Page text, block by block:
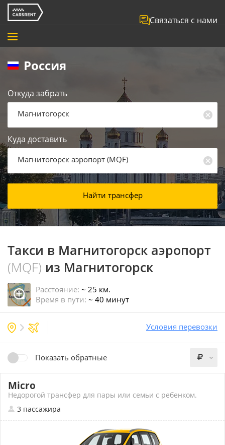
Связаться с нами
Россия
Откуда забрать
Магнитогорск
Куда доставить
Магнитогорск аэропорт (MQF)
Найти трансфер
Такси в Магнитогорск аэропорт
(MQF) из Магнитогорск
Расстояние: ~ 25 км.
Время в пути: ~ 40 минут
Показать обратные
Условия перевозки
Micro
Недорогой трансфер для пары или семьи с ребенком.
3 пассажира